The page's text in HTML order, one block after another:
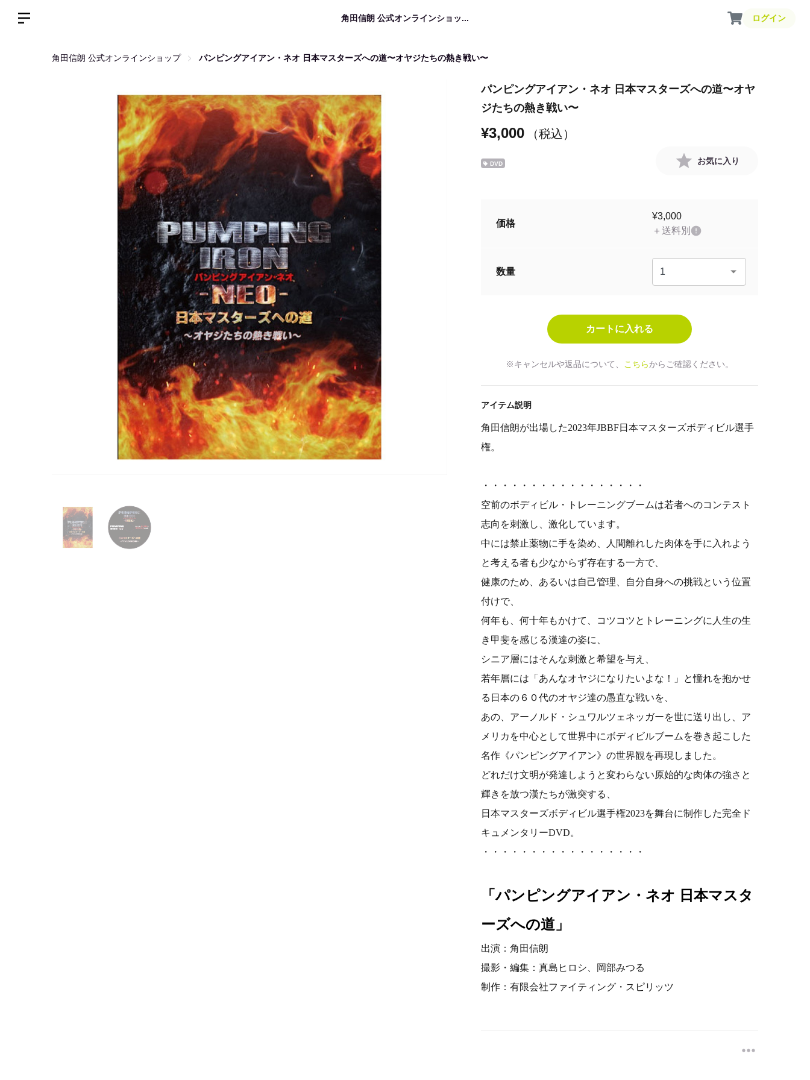
角田信朗 公式オンラインショッ... ログイン
角田信朗 公式オンラインショップ パンピングアイアン・ネオ 日本マスターズへの道〜オヤジたちの熱き戦い〜
パンピングアイアン・ネオ 日本マスターズへの道〜オヤ
ジたちの熱き戦い〜
¥3,000 （税込）
DVD お気に入り
価格
¥3,000
＋送料別
数量
※キャンセルや返品について、 こちらからご確認ください。
アイテム説明
角田信朗が出場した2023年JBBF日本マスターズボディビル選手
権。
・・・・・・・・・・・・・・・・・
空前のボディビル・トレーニングブームは若者へのコンテスト
志向を刺激し、激化しています。
中には禁止薬物に手を染め、人間離れした肉体を手に入れよう
と考える者も少なからず存在する一方で、
健康のため、あるいは自己管理、自分自身への挑戦という位置
付けで、
何年も、何十年もかけて、コツコツとトレーニングに人生の生
き甲斐を感じる漢達の姿に、
シニア層にはそんな刺激と希望を与え、
若年層には「あんなオヤジになりたいよな！」と憧れを抱かせ
る日本の６０代のオヤジ達の愚直な戦いを、
あの、アーノルド・シュワルツェネッガーを世に送り出し、ア
メリカを中心として世界中にボディビルブームを巻き起こした
名作《パンピングアイアン》の世界観を再現しました。
どれだけ文明が発達しようと変わらない原始的な肉体の強さと
輝きを放つ漢たちが激突する、
日本マスターズボディビル選手権2023を舞台に制作した完全ド
キュメンタリーDVD。
・・・・・・・・・・・・・・・・・
「パンピングアイアン・ネオ 日本マスタ
ーズへの道 」
出演：角田信朗
撮影・編集：真島ヒロシ、岡部みつる
制作：有限会社ファイティング・スピリッツ